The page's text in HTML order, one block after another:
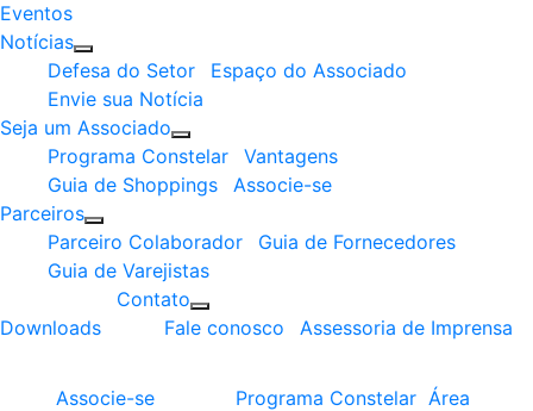
Eventos
Notícias
Defesa do Setor
Espaço do Associado
Envie sua Notícia
Seja um Associado
Programa Constelar
Vantagens
Guia de Shoppings
Associe-se
Parceiros
Parceiro Colaborador
Guia de Fornecedores
Guia de Varejistas
Downloads
Contato
Fale conosco
Assessoria de Imprensa
Associe-se Programa Constelar Área